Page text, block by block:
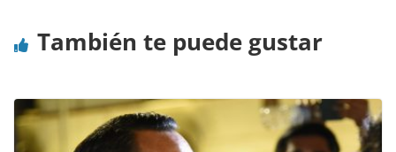
También te puede gustar